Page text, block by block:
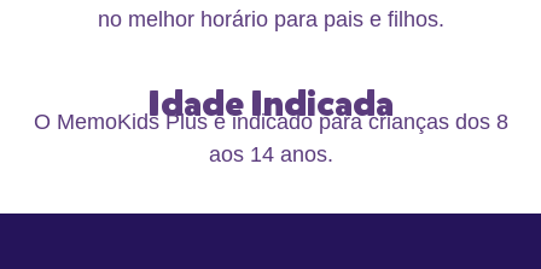
no melhor horário para pais e filhos.
Idade Indicada
O MemoKids Plus é indicado para crianças dos 8
aos 14 anos.